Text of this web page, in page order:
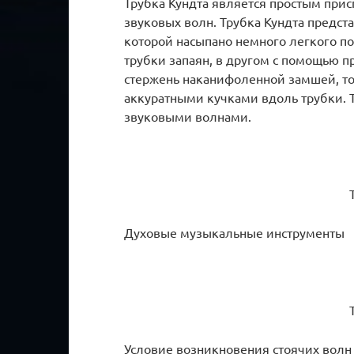
звуковых волн. Трубка Кундта
которой насыпано немного легкого
трубки запаян, в другом с помощью
стержень наканифоленной замшей,
аккуратными кучками вдоль трубки.
звуковыми волнами.
Духовые музыкальные инструменты
Условие возникновения стоячих